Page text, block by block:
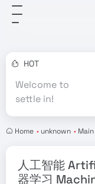
HOT
Welcome to
settle in!
Home • unknown •
人工智能
器学习